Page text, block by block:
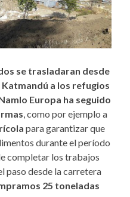
se trasladaran desde
a los refugios
Europa ha seguido
, como por ejemplo a
para garantizar que
durante el período
completar los trabajos
paso desde la carretera
25 toneladas